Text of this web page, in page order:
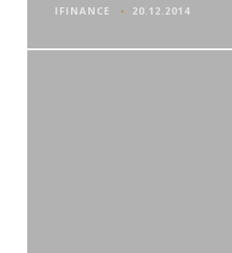
IFINANCE 20.12.2014